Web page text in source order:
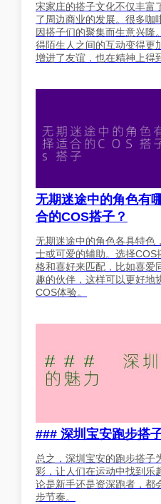
宋家庄的搭子文化不仅丰富
了周边商业的发展。很多咖
因搭子们的聚集而生意兴隆
得陌生人之间的互动变得更
增进了友谊，也在精神上得
无期迷途中的角色有
合的COS搭子？
无期迷途中的角色各具特色
士或可爱的辅助。选择
格和喜好来匹配，比如喜爱
趣的伙伴，这样可以更好地
COS体验。
### 深圳宝安跑步搭
总之，深圳宝安的跑步搭子
彩，让人们在运动中找到乐
论是新手还是资深跑者，都
步节奏。